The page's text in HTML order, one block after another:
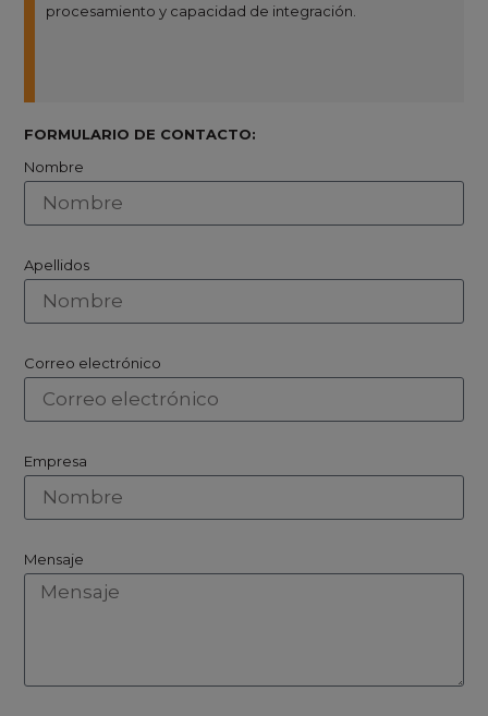
procesamiento y capacidad de integración.
FORMULARIO DE CONTACTO:
Nombre
Apellidos
Correo electrónico
Empresa
Mensaje